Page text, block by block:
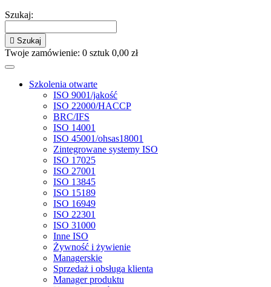
Szukaj:
 Szukaj
Twoje zamówienie: 0 sztuk 0,00 zł
Szkolenia otwarte
ISO 9001/jakość
ISO 22000/HACCP
BRC/IFS
ISO 14001
ISO 45001/ohsas18001
Zintegrowane systemy ISO
ISO 17025
ISO 27001
ISO 13845
ISO 15189
ISO 16949
ISO 22301
ISO 31000
Inne ISO
Żywność i żywienie
Managerskie
Sprzedaż i obsługa klienta
Manager produktu